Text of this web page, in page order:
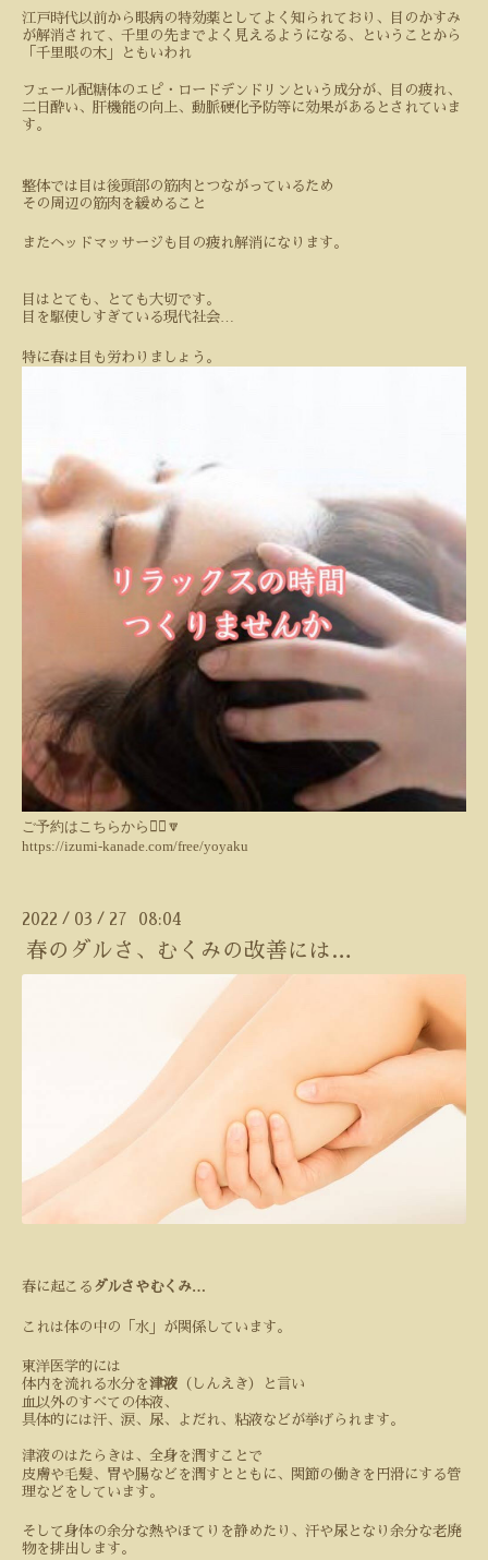
江戸時代以前から眼病の特効薬としてよく知られており、目のかすみ
が解消されて、千里の先までよく見えるようになる、ということから
「千里眼の木」ともいわれ
フェール配糖体のエピ・ロードデンドリンという成分が、目の疲れ、
二日酔い、肝機能の向上、動脈硬化予防等に効果があるとされていま
す。
整体では目は後頭部の筋肉とつながっているため
その周辺の筋肉を緩めること
またヘッドマッサージも目の疲れ解消になります。
目はとても、とても大切です。
目を駆使しすぎている現代社会…
特に春は目も労わりましょう。
ご予約はこちらから💁‍♀️🔽
https://izumi-kanade.com/free/yoyaku
2022 / 03 / 27 08:04
春のダルさ、むくみの改善には…
春に起こる ダルさやむくみ…
これは体の中の「水」が関係しています。
東洋医学的には
体内を流れる水分を津液 （しんえき）と言い
血以外のすべての体液、
具体的には汗、涙、尿、よだれ、粘液などが挙げられます。
津液のはたらきは、全身を潤すことで
皮膚や毛髪、胃や腸などを潤すとともに、関節の働きを円滑にする管
理などをしています。
そして身体の余分な熱やほてりを静めたり、汗や尿となり余分な老廃
物を排出します。